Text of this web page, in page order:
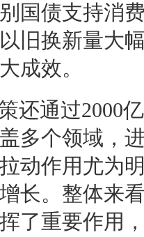
国债支持消
旧换新量大
成效。
还通过2000
多个领域，
动作用尤为
长。整体来
了重要作用